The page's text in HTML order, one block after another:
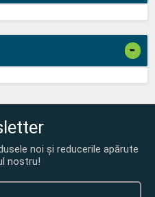
-
noi și reducerile apărute
nostru!